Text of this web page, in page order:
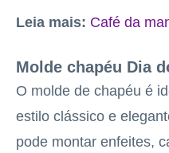
Leia mais: Café da
Molde chapéu Dia
O molde de chapéu é
estilo clássico e
pode montar enfeites,